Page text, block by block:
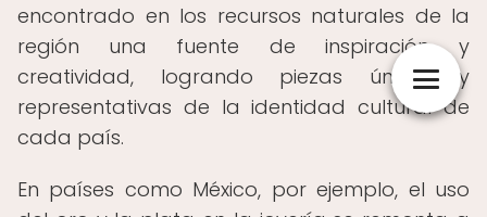
encontrado en los recursos naturales de la
región una fuente de inspiración y
creatividad, logrando piezas únicas y
representativas de la identidad cultural de
cada país.
En países como México, por ejemplo, el uso